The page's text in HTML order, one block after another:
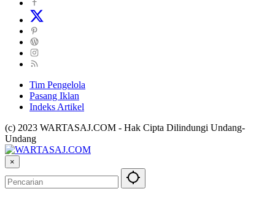
Tim Pengelola
Pasang Iklan
Indeks Artikel
(c) 2023 WARTASAJ.COM - Hak Cipta Dilindungi Undang-
Undang
×